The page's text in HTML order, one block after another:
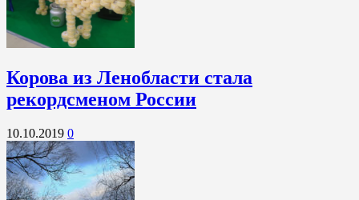
Корова из Ленобласти стала
рекордсменом России
10.10.2019 0